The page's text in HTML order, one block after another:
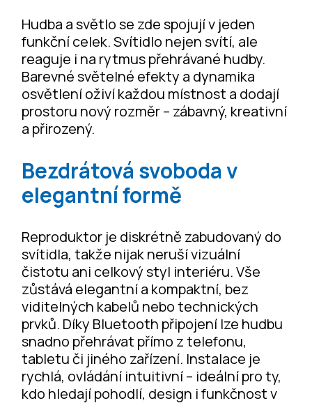
Hudba a světlo se zde spojují v jeden
funkční celek. Svítidlo nejen svítí, ale
reaguje i na rytmus přehrávané hudby.
Barevné světelné efekty a dynamika
osvětlení oživí každou místnost a dodají
prostoru nový rozměr – zábavný, kreativní
a přirozený.
Bezdrátová svoboda v
elegantní formě
Reproduktor je diskrétně zabudovaný do
svítidla, takže nijak neruší vizuální
čistotu ani celkový styl interiéru. Vše
zůstává elegantní a kompaktní, bez
viditelných kabelů nebo technických
prvků. Díky Bluetooth připojení lze hudbu
snadno přehrávat přímo z telefonu,
tabletu či jiného zařízení. Instalace je
rychlá, ovládání intuitivní – ideální pro ty,
kdo hledají pohodlí, design i funkčnost v